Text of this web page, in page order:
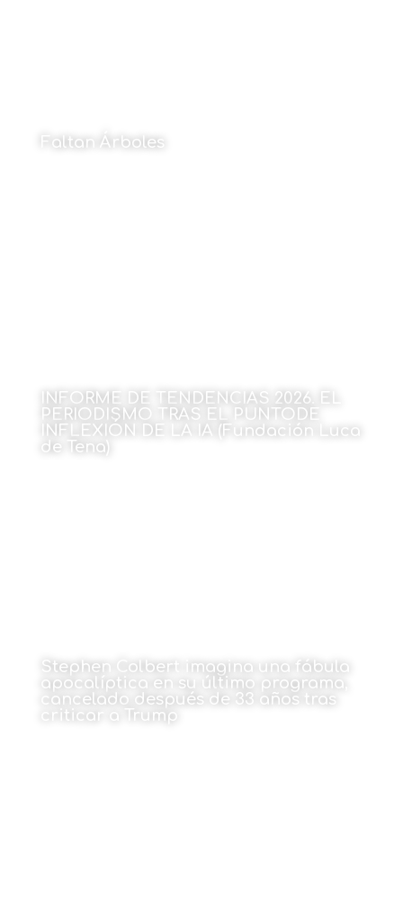
Faltan Árboles
INFORME DE TENDENCIAS 2026. EL
PERIODISMO TRAS EL PUNTODE
INFLEXIÓN DE LA IA (Fundación Luca
de Tena)
Stephen Colbert imagina una fábula
apocalíptica en su último programa,
cancelado después de 33 años tras
criticar a Trump